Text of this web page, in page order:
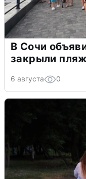
В Сочи
закрыли
6 августа 0